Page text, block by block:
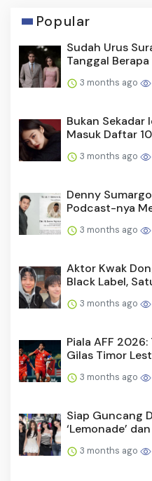
Popular
Sudah Urus
Tanggal Berapa
3 months ago
Bukan Sekadar
Masuk Daftar
3 months ago
Denny
Podcast-nya
3 months ago
Aktor Kwak
Black Label,
3 months ago
Piala AFF
Gilas Timor
3 months ago
Siap Guncang
‘Lemonade’
3 months ago